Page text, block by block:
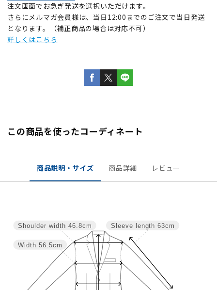
注文画面でお急ぎ発送を選択いただけます。
さらにメルマガ会員様は、当日12:00までのご注文で当日発送
となります。（補正商品の場合は対応不可）
詳しくはこちら
この商品を使ったコーディネート
商品説明・サイズ 商品詳細 レビュー
Sleeve length 63cm
Width 56.5cm
Shoulder width 46.8cm